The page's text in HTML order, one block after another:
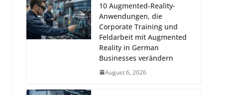
10 Augmented-Reality-
Anwendungen, die
Corporate Training und
Feldarbeit mit Augmented
Reality in German
Businesses verändern
August 6, 2026